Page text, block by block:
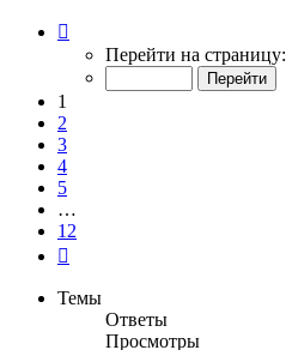
Перейти на страницу:
1
2
3
4
5
…
12
Темы
Ответы
Просмотры